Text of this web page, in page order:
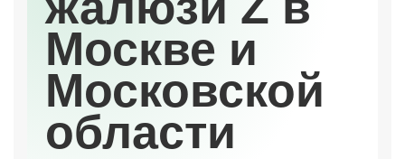
Москве и
Московской
области